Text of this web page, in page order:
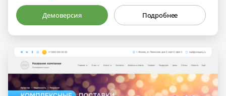
Демоверсия Подробнее